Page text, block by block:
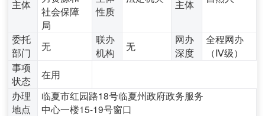
主体
社会保障
局
性质
主体
委托
部门
无
联办
机构
无
网办
深度
全程网办
（Ⅳ级）
事项
状态
在用
办理
地点
临夏市红园路18号临夏州政府政务服务
中心一楼15-19号窗口